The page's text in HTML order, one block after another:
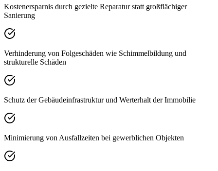
Kostenersparnis durch gezielte Reparatur statt großflächiger
Sanierung
Verhinderung von Folgeschäden wie Schimmelbildung und
strukturelle Schäden
Schutz der Gebäudeinfrastruktur und Werterhalt der Immobilie
Minimierung von Ausfallzeiten bei gewerblichen Objekten